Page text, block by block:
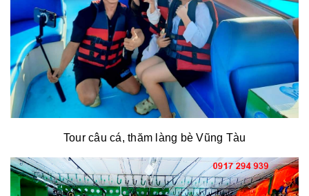
Tour câu cá, thăm làng bè Vũng Tàu